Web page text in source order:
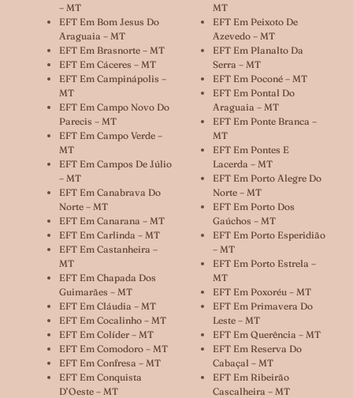
– MT
EFT Em Bom Jesus Do
Araguaia – MT
EFT Em Brasnorte – MT
EFT Em Cáceres – MT
EFT Em Campinápolis –
MT
EFT Em Campo Novo Do
Parecis – MT
EFT Em Campo Verde –
MT
EFT Em Campos De Júlio
– MT
EFT Em Canabrava Do
Norte – MT
EFT Em Canarana – MT
EFT Em Carlinda – MT
EFT Em Castanheira –
MT
EFT Em Chapada Dos
Guimarães – MT
EFT Em Cláudia – MT
EFT Em Cocalinho – MT
EFT Em Colíder – MT
EFT Em Comodoro – MT
EFT Em Confresa – MT
EFT Em Conquista
D’Oeste – MT
MT
EFT Em Peixoto De
Azevedo – MT
EFT Em Planalto Da
Serra – MT
EFT Em Poconé – MT
EFT Em Pontal Do
Araguaia – MT
EFT Em Ponte Branca –
MT
EFT Em Pontes E
Lacerda – MT
EFT Em Porto Alegre Do
Norte – MT
EFT Em Porto Dos
Gaúchos – MT
EFT Em Porto Esperidião
– MT
EFT Em Porto Estrela –
MT
EFT Em Poxoréu – MT
EFT Em Primavera Do
Leste – MT
EFT Em Querência – MT
EFT Em Reserva Do
Cabaçal – MT
EFT Em Ribeirão
Cascalheira – MT